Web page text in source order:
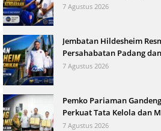
7 Agustus 2026
Jembatan Hildesheim
Persahabatan Padang
7 Agustus 2026
Pemko Pariaman
Perkuat Tata Kelola dan
7 Agustus 2026